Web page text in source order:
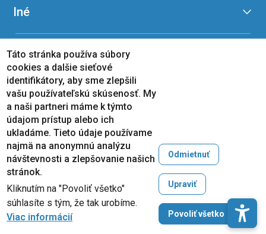
Iné
Táto stránka používa súbory
cookies a dalšie sieťové
identifikátory, aby sme zlepšili
vašu používateľskú skúsenosť. My
a naši partneri máme k týmto
údajom prístup alebo ich
ukladáme. Tieto údaje používame
najmä na anonymnú analýzu
návštevnosti a zlepšovanie našich
stránok.
Kliknutím na "Povoliť všetko"
súhlasíte s tým, že tak urobíme.
Viac informácií
Odmietnuť
Upraviť
Povoliť všetko